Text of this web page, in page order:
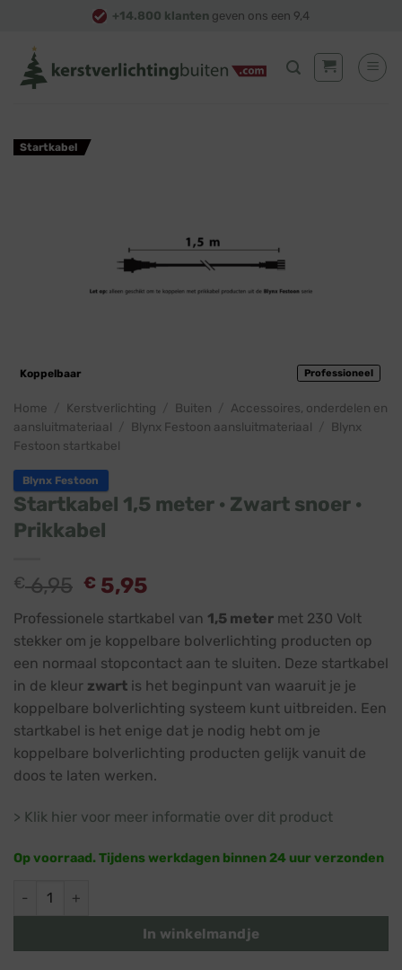
content
+14.800 klanten geven ons een 9,4
Startkabel
Professioneel
Koppelbaar
Home Kerstverlichting Buiten
Accessoires, onderdelen en
aansluitmateriaal
Blynx Festoon aansluitmateriaal
Blynx
Festoon startkabel
Blynx Festoon
Startkabel 1,5 meter · Zwart snoer ·
Prikkabel
€6,95 € 5,95
Professionele startkabel van 1,5 meter met 230 Volt
stekker om je koppelbare bolverlichting producten op
een normaal stopcontact aan te sluiten. Deze startkabel
in de kleur zwart is het beginpunt van waaruit je je
koppelbare bolverlichting systeem kunt uitbreiden. Een
startkabel is het enige dat je nodig hebt om je
koppelbare bolverlichting producten gelijk vanuit de
doos te laten werken.
> Klik hier voor meer informatie over dit product
Op voorraad. Tijdens werkdagen binnen 24 uur verzonden
Startkabel 1,5 meter · Zwart snoer · Prikkabel aantal
In winkelmandje